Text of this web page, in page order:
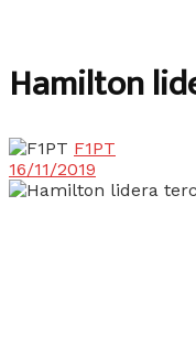
Hamilton
F1PT
16/11/2019